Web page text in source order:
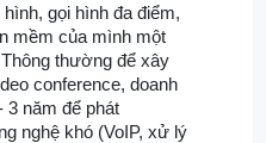
gọi hình đa điểm,
mềm của mình một
thường để xây
conference, doanh
3 năm để phát
nghệ khó (VoIP, xử lý